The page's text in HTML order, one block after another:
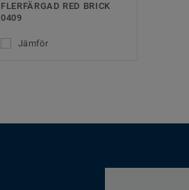
FLERFÄRGAD RED BRICK
0409
Jämför